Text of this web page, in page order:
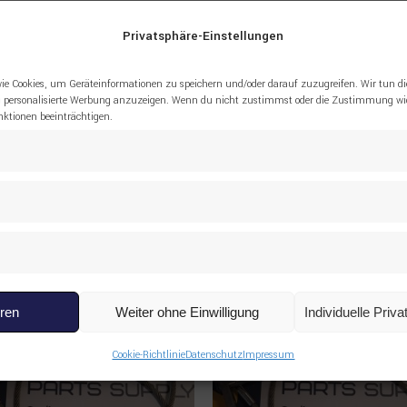
Privatsphäre-Einstellungen
Cookies, um Geräteinformationen zu speichern und/oder darauf zuzugreifen. Wir tun
Werbung anzuzeigen. Wenn du nicht zustimmst oder die Zustimmung
beeinträchtigen.
Weiter ohne Einwilligung Individuelle
Cookie-RichtlinieDatenschutzImpressum
Protection Sleeve SANDVIK”